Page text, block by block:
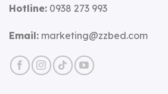
Hotline: 0938 273 993
Email: marketing@zzbed.com